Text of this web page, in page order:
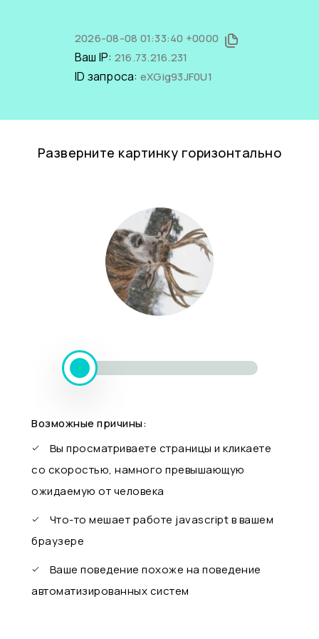
2026-08-08 01:33:40 +0000
Ваш IP: 216.73.216.231
ID запроса: eXGig93JF0U1
Разверните картинку горизонтально
Возможные причины:
Вы просматриваете страницы и кликаете
со скоростью, намного превышающую
ожидаемую от человека
Что-то мешает работе javascript в вашем
браузере
Ваше поведение похоже на поведение
автоматизированных систем